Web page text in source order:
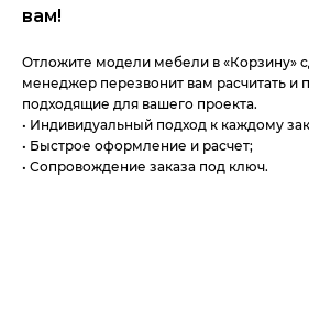
вам!
Отложите модели мебели в «Корзину»
менеджер перезвонит вам расчитать и
подходящие для вашего проекта.
• Индивидуальный подход к каждому
• Быстрое оформление и расчет;
• Сопровождение заказа под ключ.